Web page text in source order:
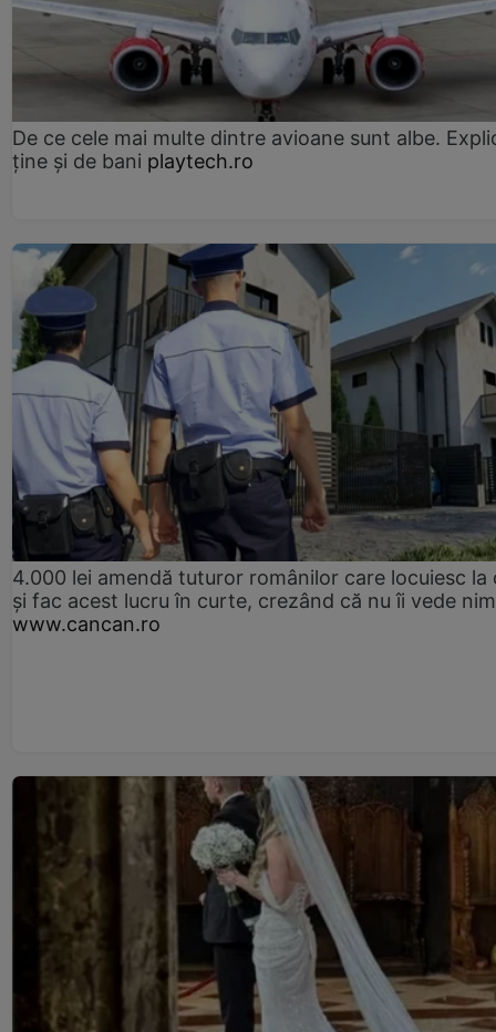
De ce cele mai multe dintre avioane sunt albe.
ține și de bani playtech.ro
4.000 lei amendă tuturor românilor care locuiesc la
și fac acest lucru în curte, crezând că nu îi vede
www.cancan.ro